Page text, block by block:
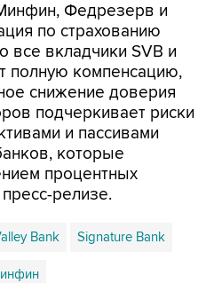
Федрезерв и
по страхованию
все вкладчики SVB и
полную компенсацию,
снижение доверия
подчеркивает риски
и пассивами
которые
процентных
релизе.
Bank Signature Bank